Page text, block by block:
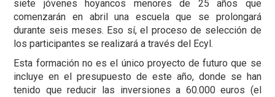
siete jóvenes hoyancos menores de 25 años que
comenzarán en abril una escuela que se prolongará
durante seis meses. Eso sí, el proceso de selección de
los participantes se realizará a través del Ecyl.
Esta formación no es el único proyecto de futuro que se
incluye en el presupuesto de este año, donde se han
tenido que reducir las inversiones a 60.000 euros (el